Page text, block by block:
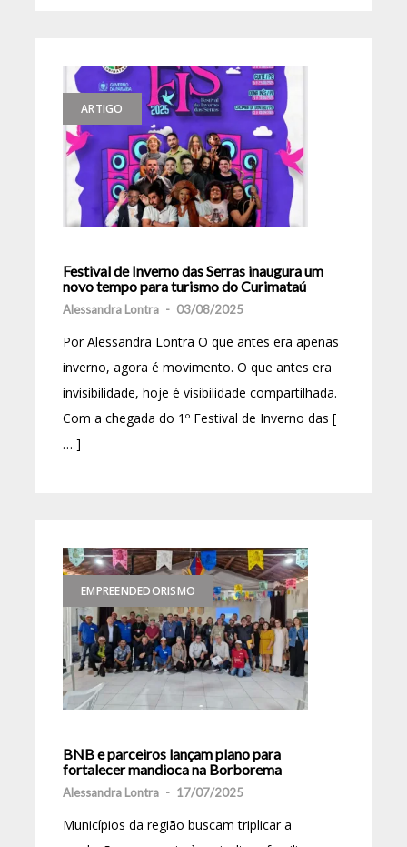
ARTIGO
Festival de Inverno das Serras inaugura um
novo tempo para turismo do Curimataú
Alessandra Lontra - 03/08/2025
Por Alessandra Lontra O que antes era apenas
inverno, agora é movimento. O que antes era
invisibilidade, hoje é visibilidade compartilhada.
Com a chegada do 1º Festival de Inverno das [
… ]
EMPREENDEDORISMO
BNB e parceiros lançam plano para
fortalecer mandioca na Borborema
Alessandra Lontra - 17/07/2025
Municípios da região buscam triplicar a